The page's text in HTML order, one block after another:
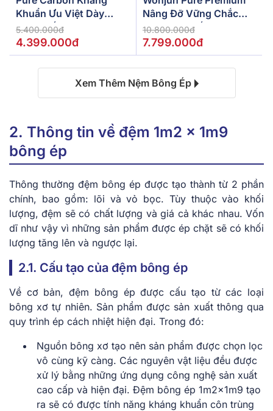
Khuẩn Ưu Việt Dày
10cm Gấp 2
5.400.000đ
4.399.000đ
Nâng Đỡ Vững Chắc
Dày 12cm Gấp 2
10.800.000đ
7.799.000đ
Xem Thêm Nệm Bông Ép
2. Thông tin về đệm 1m2 x 1m9
bông ép
Thông thường đệm bông ép được tạo thành từ 2 phần
chính, bao gồm: lõi và vỏ bọc. Tùy thuộc vào khối
lượng, đệm sẽ có chất lượng và giá cả khác nhau. Vốn
dĩ như vậy vì những sản phẩm được ép chặt sẽ có khối
lượng tăng lên và ngược lại.
2.1. Cấu tạo của đệm bông ép
Về cơ bản, đệm bông ép được cấu tạo từ các loại
bông xơ tự nhiên. Sản phẩm được sản xuất thông qua
quy trình ép cách nhiệt hiện đại. Trong đó:
Nguồn bông xơ tạo nên sản phẩm được chọn lọc
vô cùng kỹ càng. Các nguyên vật liệu đều được
xử lý bằng những ứng dụng công nghệ sản xuất
cao cấp và hiện đại. Đệm bông ép 1m2x1m9 tạo
ra sẽ có được tính năng kháng khuẩn côn trùng